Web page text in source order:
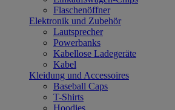
Flaschenöffner
Elektronik und Zubehör
Lautsprecher
Powerbanks
Kabellose Ladegeräte
Kabel
Kleidung und Accessoires
Baseball Caps
T-Shirts
Hoodies